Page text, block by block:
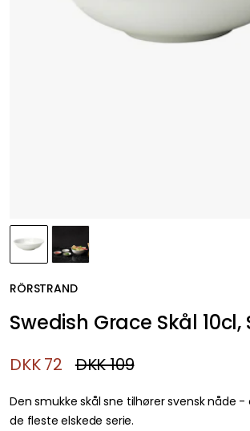
RÖRSTRAND
Swedish Grace Skål 10cl,
DKK 72 DKK 109
Den smukke skål sne tilhører svensk nåde -
de fleste elskede serie.